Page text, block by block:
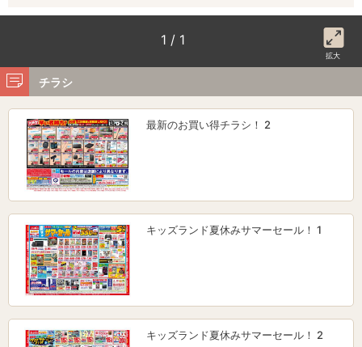
1 / 1
拡大
チラシ
最新のお買い得チラシ！ 2
キッズランド夏休みサマーセール！ 1
キッズランド夏休みサマーセール！ 2